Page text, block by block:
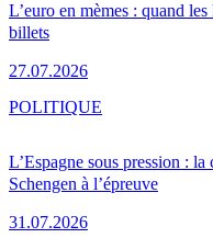
L’euro en mèmes : quand
billets
27.07.2026
L’Espagne sous pression :
Schengen à l’épreuve
31.07.2026
POLITIQUE